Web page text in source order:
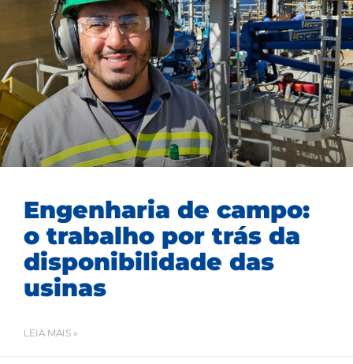
Engenharia de campo:
o trabalho por trás da
disponibilidade das
usinas
LEIA MAIS »